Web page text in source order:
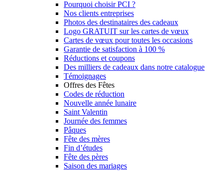
Pourquoi choisir PCI ?
Nos clients entreprises
Photos des destinataires des cadeaux
Logo GRATUIT sur les cartes de vœux
Cartes de vœux pour toutes les occasions
Garantie de satisfaction à 100 %
Réductions et coupons
Des milliers de cadeaux dans notre catalogue
Témoignages
Offres des Fêtes
Codes de réduction
Nouvelle année lunaire
Saint Valentin
Journée des femmes
Pâques
Fête des mères
Fin d’études
Fête des pères
Saison des mariages